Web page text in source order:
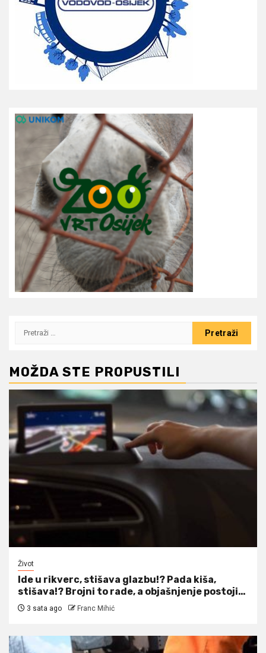
Pretraži:
MOŽDA STE PROPUSTILI
Život
Ide u rikverc, stišava glazbu!? Pada kiša,
stišava!? Brojni to rade, a objašnjenje postoji…
3 sata ago Franc Mihić